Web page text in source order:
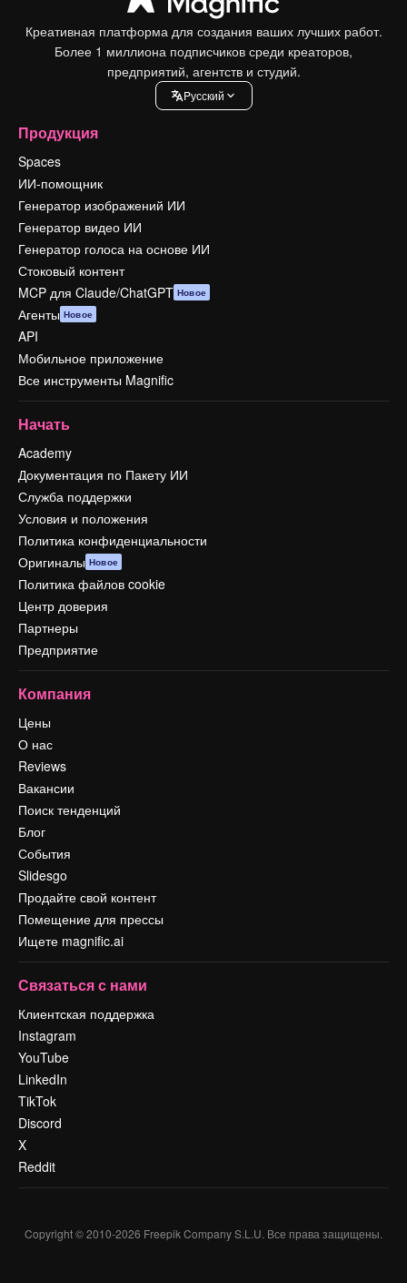
Креативная платформа для создания ваших лучших работ.
Более 1 миллиона подписчиков среди креаторов,
предприятий, агентств и студий.
Pусский
Продукция
Spaces
ИИ-помощник
Генератор изображений ИИ
Генератор видео ИИ
Генератор голоса на основе ИИ
Стоковый контент
MCP для Claude/ChatGPT Новое
Агенты Новое
API
Мобильное приложение
Все инструменты Magnific
Начать
Academy
Документация по Пакету ИИ
Служба поддержки
Условия и положения
Политика конфиденциальности
Оригиналы Новое
Политика файлов cookie
Центр доверия
Партнеры
Предприятие
Компания
Цены
О нас
Reviews
Вакансии
Поиск тенденций
Блог
События
Slidesgo
Продайте свой контент
Помещение для прессы
Ищете magnific.ai
Связаться с нами
Клиентская поддержка
Instagram
YouTube
LinkedIn
TikTok
Discord
X
Reddit
Copyright © 2010-2026 Freepik Company S.L.U. Все права защищены.